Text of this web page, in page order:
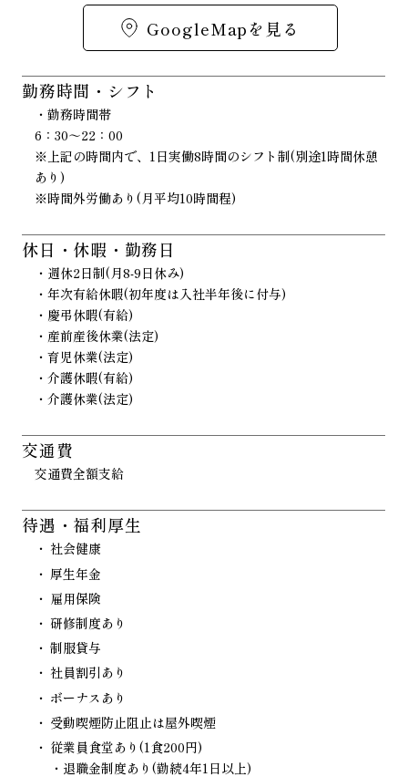
GoogleMapを見る
勤務時間・シフト
・勤務時間帯
6：30～22：00
※上記の時間内で、1日実働8時間のシフト制(別途1時間休憩
あり)
※時間外労働あり(月平均10時間程)
休日・休暇・勤務日
・週休2日制(月8-9日休み)
・年次有給休暇(初年度は入社半年後に付与)
・慶弔休暇(有給)
・産前産後休業(法定)
・育児休業(法定)
・介護休暇(有給)
・介護休業(法定)
交通費
交通費全額支給
待遇・福利厚生
社会健康
厚生年金
雇用保険
研修制度あり
制服貸与
社員割引あり
ボーナスあり
受動喫煙防止阻止は屋外喫煙
従業員食堂あり(1食200円)
・退職金制度あり(勤続4年1日以上)